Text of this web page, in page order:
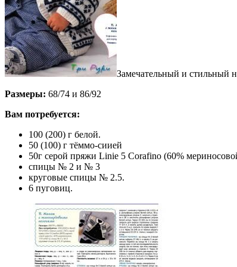
Замечательный и стильный
Размеры: 68/74 и 86/92
Вам потребуется:
100 (200) г белой.
50 (100) г тёммо-сиией
50г серой пряжи Linie 5 Corafino (60%
спицы № 2 и № 3
круговые спицы № 2.5.
6 пуговиц.